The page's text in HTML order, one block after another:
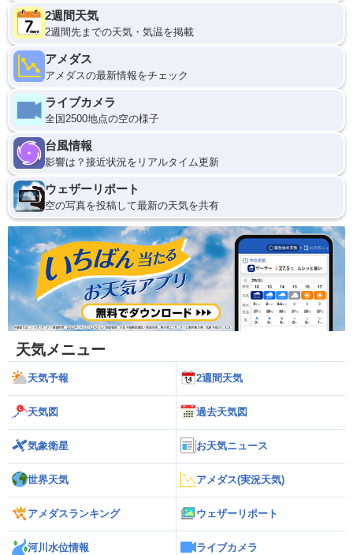
2週間天気
2週間先までの天気・気温を掲載
アメダス
アメダスの最新情報をチェック
ライブカメラ
全国2500地点の空の様子
台風情報
影響は？接近状況をリアルタイム更新
ウェザーリポート
空の写真を投稿して最新の天気を共有
天気メニュー
天気予報 2週間天気
天気図 過去天気図
気象衛星 お天気ニュース
世界天気 アメダス(実況天気)
アメダスランキング ウェザーリポート
河川水位情報 ライブカメラ